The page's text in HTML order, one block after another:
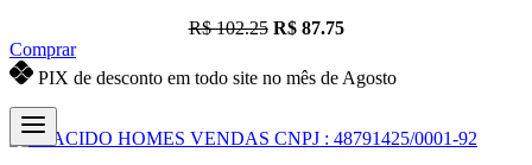
R$ 102.25 R$ 87.75
Comprar
PIX de desconto em todo site no mês de Agosto